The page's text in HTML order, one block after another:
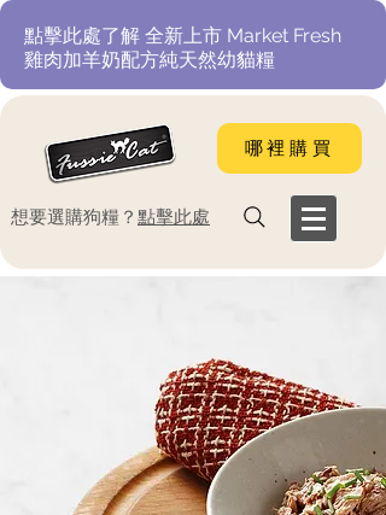
​點擊此處了解 全新上市 Market Fresh
雞肉加羊奶配方純天然幼貓糧
哪裡購買
​想要選購狗糧？ 點擊此處